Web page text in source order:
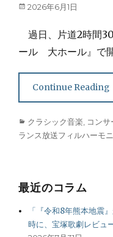
Posted
2026年6月1日
過日、片道2時間
ール 大ホール』で
Continue Reading
Categories
クラシック音楽 コン
ランス放送フィルハーモ
最近のコラム
「『令和8年熊本地震
時に、宝塚歌劇レビュ